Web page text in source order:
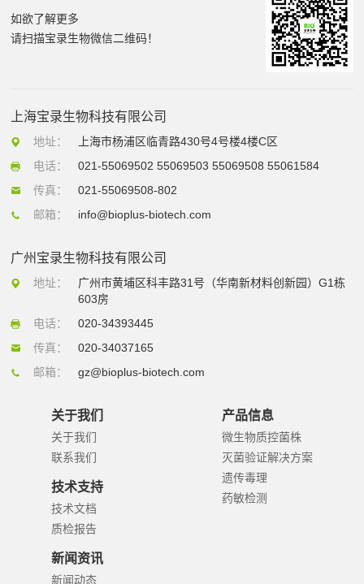
如欲了解更多
请扫描宝录生物微信二维码！
上海宝录生物科技有限公司
地址：
上海市杨浦区临青路430号4号楼4楼C区
电话：
021-55069502 55069503 55069508 55061584
传真：
021-55069508-802
邮箱：
info@bioplus-biotech.com
广州宝录生物科技有限公司
地址：
广州市黄埔区科丰路31号（华南新材料创新园）G1栋
603房
电话：
020-34393445
传真：
020-34037165
邮箱：
gz@bioplus-biotech.com
关于我们
关于我们
联系我们
技术支持
技术文档
质检报告
新闻资讯
新闻动态
产品信息
微生物质控菌株
灭菌验证解决方案
遗传毒理
药敏检测